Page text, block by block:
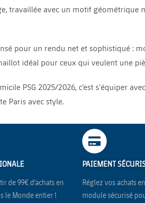
travaillée avec un motif géométrique
pour un rendu net et sophistiqué :
idéal pour ceux qui veulent une
PSG 2025/2026, c’est s’équiper
Paris avec style.
de 99€ d'achats en
le Monde entier !
PAIEMENT
Réglez vos achats
module sécurisé